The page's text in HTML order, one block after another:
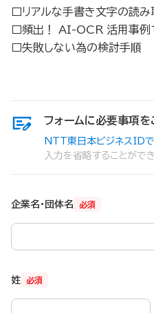
□リアルな手書き文字の読み
□頻出！ AI-OCR 活用事例
□失敗しない為の検討手順
フォームに必要事項を
NTT東日本ビジネスIDで
入力を省略することができ
必須
企業名・団体名
必須
姓